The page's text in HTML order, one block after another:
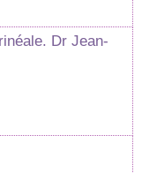
Dr Jean-